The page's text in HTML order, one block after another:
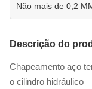
Não mais de 0,2
Descrição do
Chapeamento aço
o cilindro hidráulico